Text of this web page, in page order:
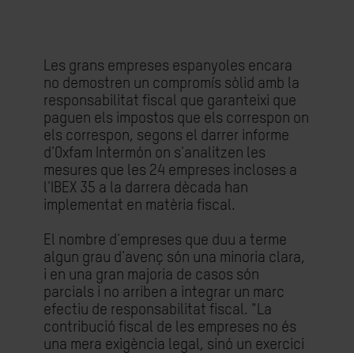
Les grans empreses espanyoles encara
no demostren un compromís sòlid amb la
responsabilitat fiscal que garanteixi que
paguen els impostos que els correspon on
els correspon, segons el darrer informe
d'Oxfam Intermón on s'analitzen les
mesures que les 24 empreses incloses a
l'IBEX 35 a la darrera dècada han
implementat en matèria fiscal.
El nombre d'empreses que duu a terme
algun grau d'avenç són una minoria clara,
i en una gran majoria de casos són
parcials i no arriben a integrar un marc
efectiu de responsabilitat fiscal. "La
contribució fiscal de les empreses no és
una mera exigència legal, sinó un exercici